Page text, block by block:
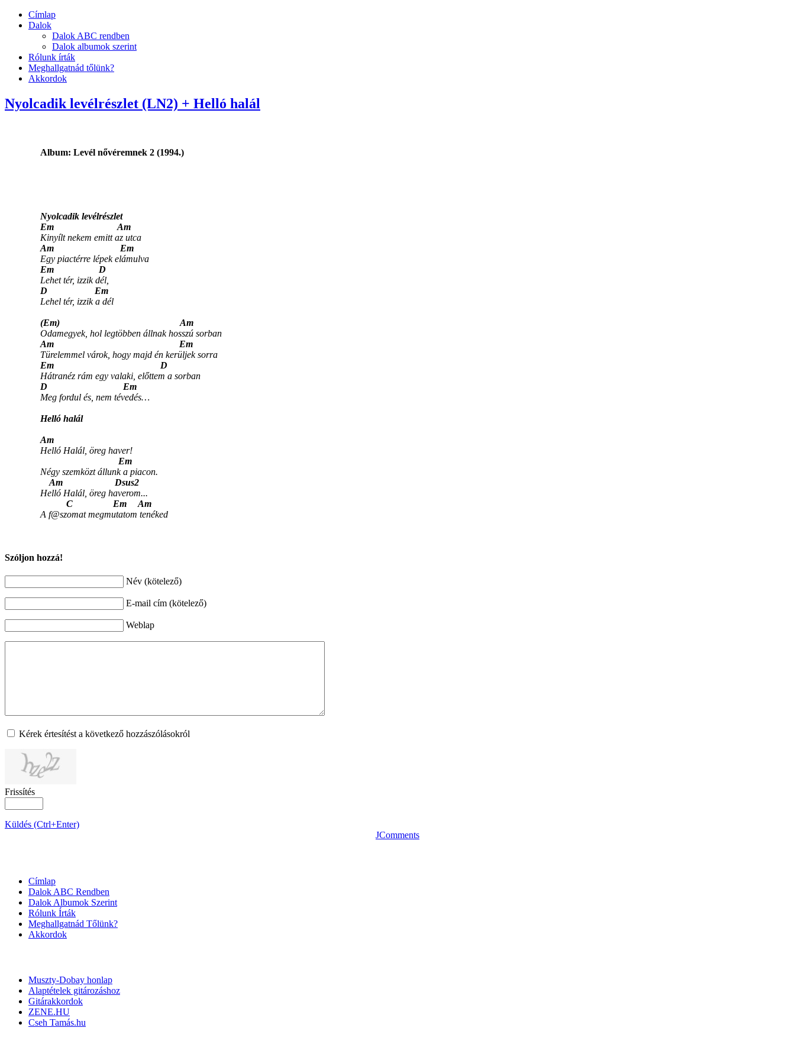
Címlap
Dalok
Dalok ABC rendben
Dalok albumok szerint
Rólunk írták
Meghallgatnád tőlünk?
Akkordok
Nyolcadik levélrészlet (LN2) + Helló halál
Album: Levél nővéremnek 2 (1994.)
Nyolcadik levélrészlet
Em Am
Kinyílt nekem emitt az utca
Am Em
Egy piactérre lépek elámulva
Em D
Lehet tér, izzik dél,
D Em
Lehel tér, izzik a dél
(Em) Am
Odamegyek, hol legtöbben állnak hosszú sorban
Am Em
Türelemmel várok, hogy majd én kerüljek sorra
Em D
Hátranéz rám egy valaki, előttem a sorban
D Em
Meg fordul és, nem tévedés…
Helló halál
Am
Helló Halál, öreg haver!
Em
Négy szemközt állunk a piacon.
Am Dsus2
Helló Halál, öreg haverom...
C Em Am
A f@szomat megmutatom tenéked
Szóljon hozzá!
Név (kötelező)
E-mail cím (kötelező)
Weblap
Kérek értesítést a következő hozzászólásokról
Frissítés
Küldés (Ctrl+Enter)
JComments
Címlap
Dalok ABC Rendben
Dalok Albumok Szerint
Rólunk Írták
Meghallgatnád Tőlünk?
Akkordok
Muszty-Dobay honlap
Alaptételek gitározáshoz
Gitárakkordok
ZENE.HU
Cseh Tamás.hu